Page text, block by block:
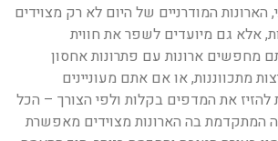
הארונות המודרניים של היום לא רק מצוידים
אלא גם מיועדים לשפר את חווית
מחפשים ארונות עם פתרונות אחסון
מתכווננות, או אם אתם מעוניינים
את המדפים בקלות ולפי הצורך – הכל
המתקדמת בה הארונות מצוידים מאפשרת